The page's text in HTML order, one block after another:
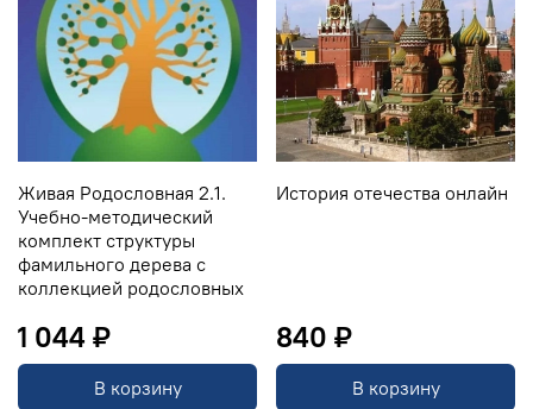
Живая Родословная 2.1.
Учебно-методический
комплект структуры
фамильного дерева c
коллекцией родословных
1 044 ₽
В корзину
История отечества онлайн
840 ₽
В корзину